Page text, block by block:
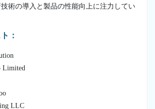
術の導入と製品の性能向上に注力してい
：
Limited
LLC